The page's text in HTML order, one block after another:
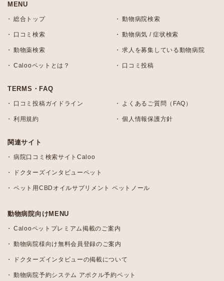
MENU
総合トップ 動物病院検索
口コミ検索 動物病気 / 症状検索
動物薬検索 求人を募集している動物病院
Calooペットとは？ 口コミ投稿
TERMS・FAQ
口コミ投稿ガイドライン よくあるご質問（FAQ）
利用規約 個人情報保護方針
関連サイト
病院口コミ検索サイトCaloo
ドクターズインタビューペット
ペット用CBDオイルサプリメント ペットノール
動物病院向けMENU
Calooペットプレミアム掲載のご案内
動物病院様向け無料会員登録のご案内
ドクターズインタビューの掲載について
動物病院予約システム アポクル予約ペット